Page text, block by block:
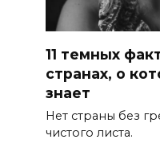
11 темных
странах, о
знает
Нет страны без
чистого листа.